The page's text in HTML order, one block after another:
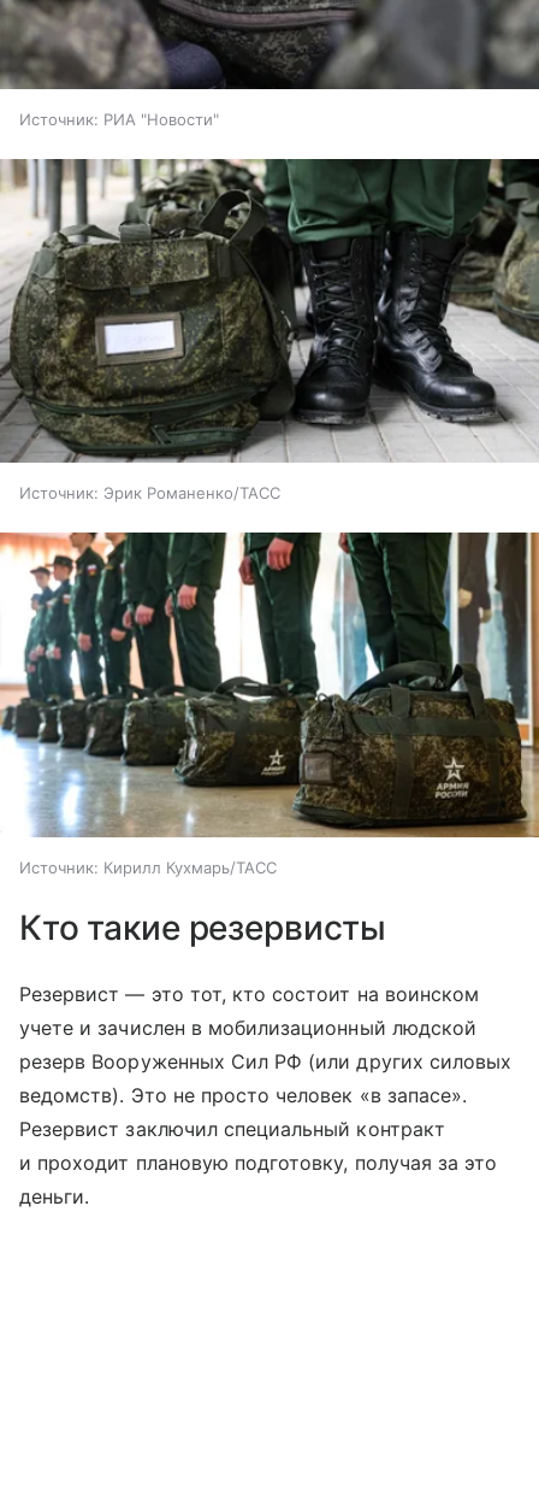
Источник: РИА "Новости"
Источник: Эрик Романенко/ТАСС
Источник: Кирилл Кухмарь/ТАСС
Кто такие резервисты
Резервист — это тот, кто состоит на воинском
учете и зачислен в мобилизационный людской
резерв Вооруженных Сил РФ (или других силовых
ведомств). Это не просто человек «в запасе».
Резервист заключил специальный контракт
и проходит плановую подготовку, получая за это
деньги.